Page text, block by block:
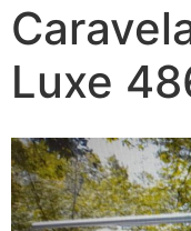
Luxe